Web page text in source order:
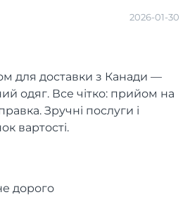
2026-01-30
для доставки з Канади —
одяг. Все чітко: прийом на
Зручні послуги і
вартості.
дорого